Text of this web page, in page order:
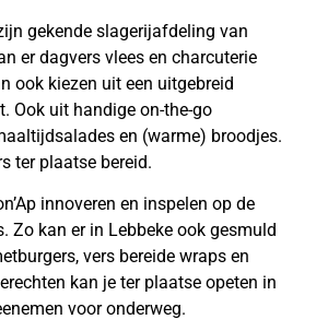
gekende slagerijafdeling van
er dagvers vlees en charcuterie
ook kiezen uit een uitgebreid
Ook uit handige on-the-go
en (warme) broodjes.
ter plaatse bereid.
innoveren en inspelen op de
Zo kan er in Lebbeke ook gesmuld
vers bereide wraps en
kan je ter plaatse opeten in
voor onderweg.